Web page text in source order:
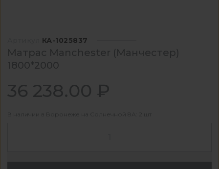
КА-1025837
Матрас Manchester (Манчестер)
1800*2000
36 238.00 ₽
В наличии в Воронеже на Солнечной 8А: 2 шт